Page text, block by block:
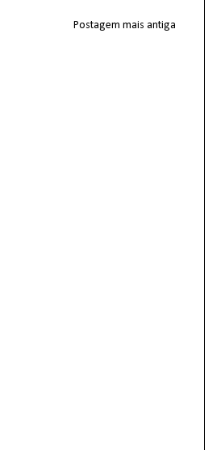
Postagem mais antiga